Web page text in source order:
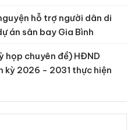
hỗ trợ người dân di
án sân bay Gia Bình
họp chuyên đề) HĐND
kỳ 2026 - 2031 thực hiện